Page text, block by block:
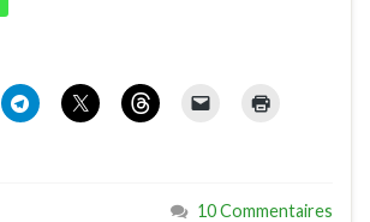
10 Commentaires